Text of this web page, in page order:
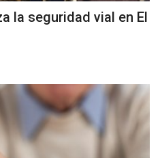
la seguridad vial en El